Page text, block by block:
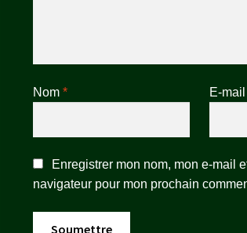
Nom* E-
Enregistrer mon nom, mon e-mail
navigateur pour mon prochain